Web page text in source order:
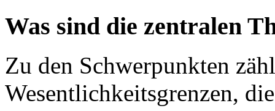
Was sind die zentralen
Zu den Schwerpunkten
Wesentlichkeitsgrenzen,